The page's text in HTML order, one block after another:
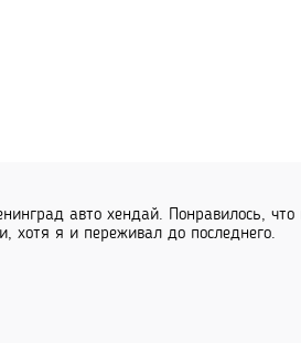
авто хендай. Понравилось,
хотя я и переживал до последнего.